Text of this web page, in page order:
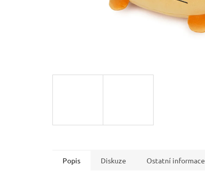
Popis Diskuze Ostatní informace